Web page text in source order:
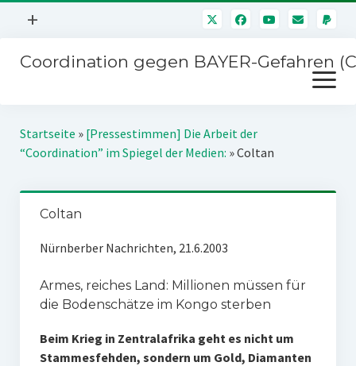
Menü
+
Mitmachen
Über uns
Impressum
Coordination gegen BAYER-Gefahren
Menü
öffnen
Kampagnen
Startseite » [Pressestimmen] Die Arbeit der
“Coordination” im Spiegel der Medien: »Coltan
Coltan
Nürnberber Nachrichten, 21.6.2003
Armes, reiches Land: Millionen müssen für
die Bodenschätze im Kongo sterben
Beim Krieg in Zentralafrika geht es nicht um
Stammesfehden, sondern um Gold, Diamanten